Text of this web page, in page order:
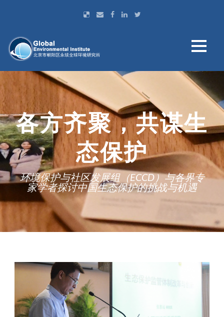
各方齐聚，共谋生
态保护
环境保护与社区发展组（ECCD）与各界专
家学者探讨中国生态保护的挑战与机遇